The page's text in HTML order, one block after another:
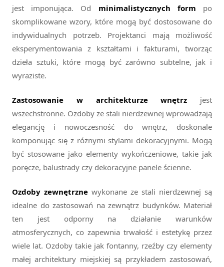
jest imponująca. Od minimalistycznych form po
skomplikowane wzory, które mogą być dostosowane do
indywidualnych potrzeb. Projektanci mają możliwość
eksperymentowania z kształtami i fakturami, tworząc
dzieła sztuki, które mogą być zarówno subtelne, jak i
wyraziste.
Zastosowanie w architekturze wnętrz jest
wszechstronne. Ozdoby ze stali nierdzewnej wprowadzają
elegancję i nowoczesność do wnętrz, doskonale
komponując się z różnymi stylami dekoracyjnymi. Mogą
być stosowane jako elementy wykończeniowe, takie jak
poręcze, balustrady czy dekoracyjne panele ścienne.
Ozdoby zewnętrzne wykonane ze stali nierdzewnej są
idealne do zastosowań na zewnątrz budynków. Materiał
ten jest odporny na działanie warunków
atmosferycznych, co zapewnia trwałość i estetykę przez
wiele lat. Ozdoby takie jak fontanny, rzeźby czy elementy
małej architektury miejskiej są przykładem zastosowań,